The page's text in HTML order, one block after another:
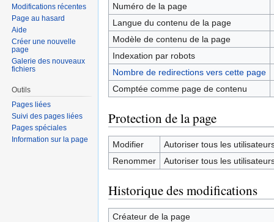
Numéro de la page
Langue du contenu de la page
Modèle de contenu de la page
Indexation par robots
Nombre de redirections vers cette page
Comptée comme page de contenu
Protection de la page
Modifier
Autoriser tous les
Renommer
Autoriser tous les
Historique des modifications
Créateur de la page
Modifications récentes
Page au hasard
Aide
Créer une nouvelle
page
Galerie des nouveaux
fichiers
Outils
Pages liées
Suivi des pages liées
Pages spéciales
Information sur la page